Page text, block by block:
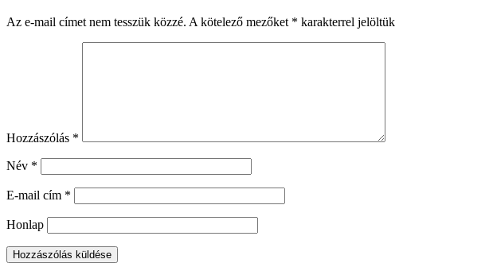
Az e-mail címet nem tesszük közzé. A kötelező mezőket * karakterrel jelöltük
Hozzászólás *
Név *
E-mail cím *
Honlap